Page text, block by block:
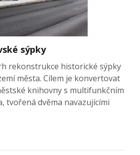
sýpky
rekonstrukce historické sýpky
města. Cílem je konvertovat
knihovny s multifunkčním
tvořená dvěma navazujícími